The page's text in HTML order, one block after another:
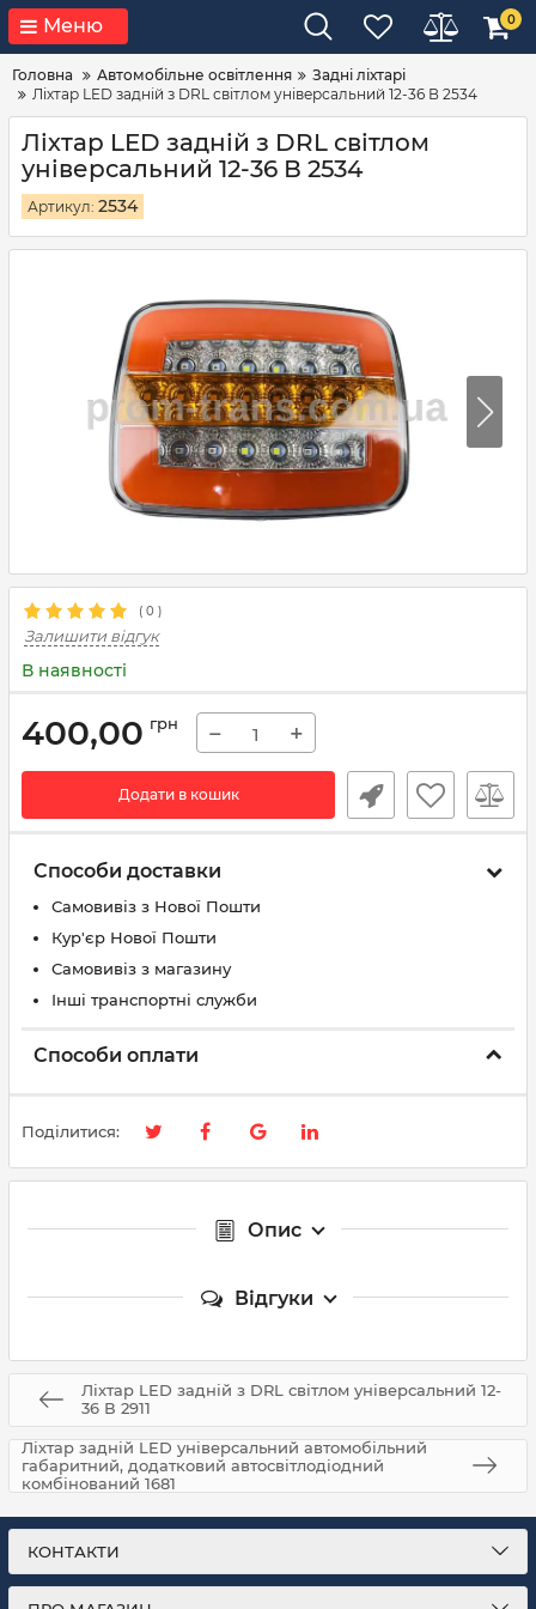
Меню 0
Головна Автомобільне освітлення
Задні ліхтарі
Ліхтар LED задній з DRL світлом універсальний 12-36 В 2534
Ліхтар LED задній з DRL світлом
універсальний 12-36 В 2534
Артикул: 2534
( 0 )
Залишити відгук
В наявності
400,00 грн − +
Додати в кошик
Способи доставки
Самовивіз з Нової Пошти
Кур'єр Нової Пошти
Самовивіз з магазину
Інші транспортні служби
Способи оплати
Поділитися:
Опис
Відгуки
Ліхтар LED задній з DRL світлом універсальний 12-
36 В 2911
Ліхтар задній LED універсальний автомобільний
габаритний, додатковий автосвітлодіодний
комбінований 1681
КОНТАКТИ